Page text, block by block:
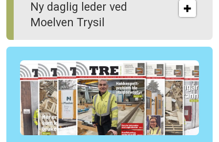
Ny daglig leder ved
Moelven Trysil